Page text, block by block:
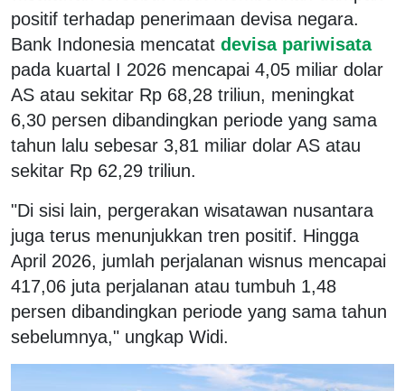
positif terhadap penerimaan devisa negara.
Bank Indonesia mencatat devisa pariwisata
pada kuartal I 2026 mencapai 4,05 miliar dolar
AS atau sekitar Rp 68,28 triliun, meningkat
6,30 persen dibandingkan periode yang sama
tahun lalu sebesar 3,81 miliar dolar AS atau
sekitar Rp 62,29 triliun.
"Di sisi lain, pergerakan wisatawan nusantara
juga terus menunjukkan tren positif. Hingga
April 2026, jumlah perjalanan wisnus mencapai
417,06 juta perjalanan atau tumbuh 1,48
persen dibandingkan periode yang sama tahun
sebelumnya," ungkap Widi.